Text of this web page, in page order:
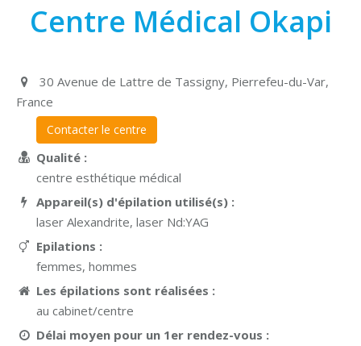
Centre Médical Okapi
30 Avenue de Lattre de Tassigny, Pierrefeu-du-Var,
France
Contacter le centre
Qualité :
centre esthétique médical
Appareil(s) d'épilation utilisé(s) :
laser Alexandrite, laser Nd:YAG
Epilations :
femmes, hommes
Les épilations sont réalisées :
au cabinet/centre
Délai moyen pour un 1er rendez-vous :